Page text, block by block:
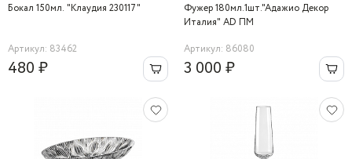
Бокал 150мл. "Клаудия 230117"
Артикул: 83462
480 ₽
Фужер 180мл.1шт."Адажио Декор
Италия" AD ПМ
Артикул: 86080
3 000 ₽